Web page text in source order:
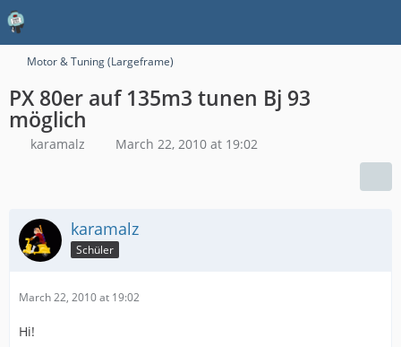
Motor & Tuning (Largeframe)
PX 80er auf 135m3 tunen Bj 93
möglich
karamalz March 22, 2010 at 19:02
karamalz
Schüler
March 22, 2010 at 19:02
Hi!